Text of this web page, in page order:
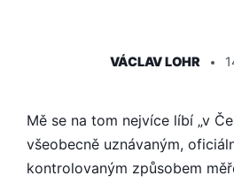
VÁCLAV LOHR
Mě se na tom nejvíce líbí „v
všeobecně uznávaným,
kontrolovaným způsobem